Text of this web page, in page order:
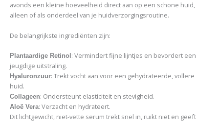
avonds een kleine hoeveelheid direct aan op een schone huid,
alleen of als onderdeel van je huidverzorgingsroutine.
De belangrijkste ingrediënten zijn:
Plantaardige Retinol : Vermindert fijne lijntjes en bevordert een
jeugdige uitstraling.
Hyaluronzuur: Trekt vocht aan voor een gehydrateerde, vollere
huid.
Collageen: Ondersteunt elasticiteit en stevigheid.
Aloë Vera: Verzacht en hydrateert.
Dit lichtgewicht, niet-vette serum trekt snel in, ruikt niet en geeft